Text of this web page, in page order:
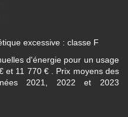
excessive : classe F
d'énergie pour un usage
et 11 770 € . Prix moyens des
2021, 2022 et 2023